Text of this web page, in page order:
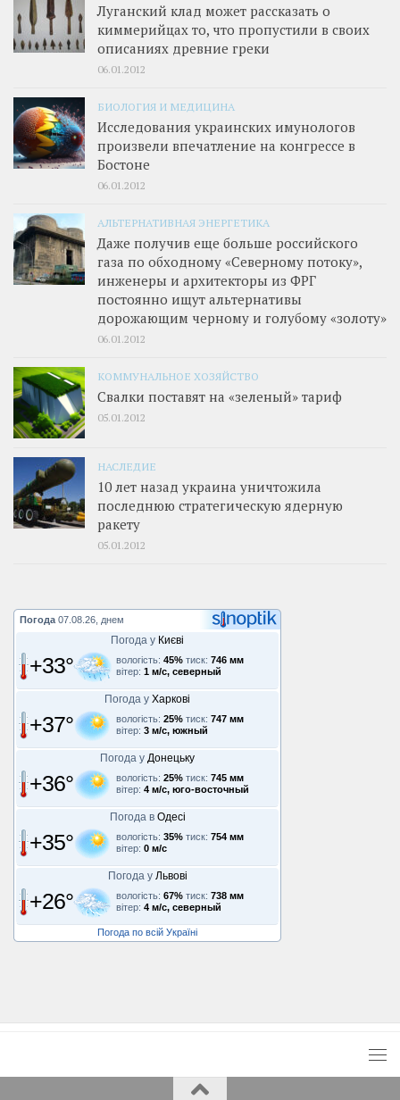
Луганский клад может рассказать о
киммерийцах то, что пропустили в своих
описаниях древние греки
06.01.2012
БИОЛОГИЯ И МЕДИЦИНА
Исследования украинских имунологов
произвели впечатление на конгрессе в
Бостоне
06.01.2012
АЛЬТЕРНАТИВНАЯ ЭНЕРГЕТИКА
Даже получив еще больше российского
газа по обходному «Северному потоку»,
инженеры и архитекторы из ФРГ
постоянно ищут альтернативы
дорожающим черному и голубому «золоту»
06.01.2012
КОММУНАЛЬНОЕ ХОЗЯЙСТВО
Свалки поставят на «зеленый» тариф
05.01.2012
НАСЛЕДИЕ
10 лет назад украина уничтожила
последнюю стратегическую ядерную
ракету
05.01.2012
Погода 07.08.26, днем
Погода у Києві
+33° вологість: 45% тиск: 746 мм
вітер: 1 м/с, северный
Погода у Харкові
+37° вологість: 25% тиск: 747 мм
вітер: 3 м/с, южный
Погода у Донецьку
+36° вологість: 25% тиск: 745 мм
вітер: 4 м/с, юго-восточный
Погода в Одесі
+35° вологість: 35% тиск: 754 мм
вітер: 0 м/с
Погода у Львові
+26° вологість: 67% тиск: 738 мм
вітер: 4 м/с, северный
Погода по всій Україні